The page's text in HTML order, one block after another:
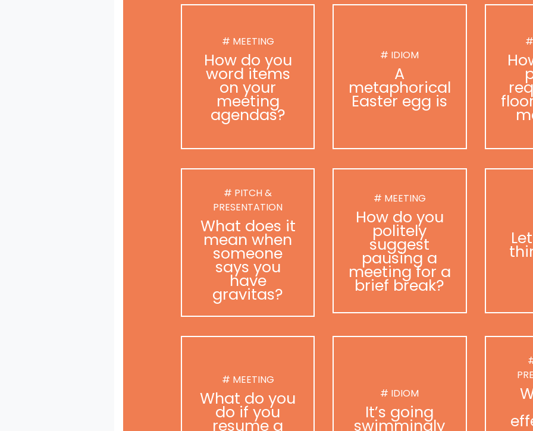
# MEETING
How do you
word items
on your
meeting
agendas?
# IDIOM
A
metaphorical
Easter egg is
# PITCH &
PRESENTATION
What does it
mean when
someone
says you
have
gravitas?
# MEETING
How do you
politely
suggest
pausing a
meeting for a
brief break?
# MEETING
What do you
do if you
resume a
# IDIOM
It’s going
swimmingly